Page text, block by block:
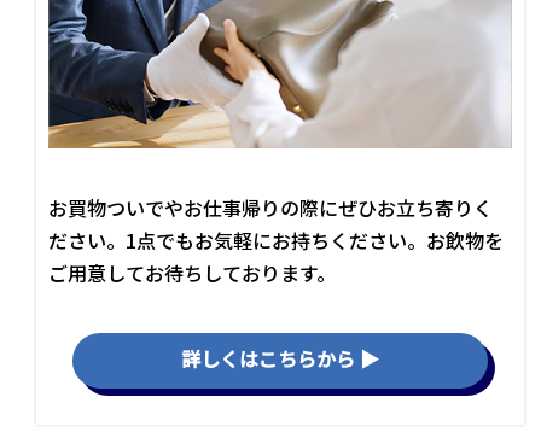
お買物ついでやお仕事帰りの際にぜひお立ち寄りく
ださい。1点でもお気軽にお持ちください。お飲物を
ご用意してお待ちしております。
詳しくはこちらから ▶